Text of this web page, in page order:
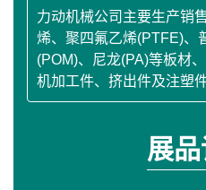
力动机械公司主要生产销
烯、聚四氟乙烯(PTFE)、
(POM)、尼龙(PA)等板材
机加工件、挤出件及注塑件
展